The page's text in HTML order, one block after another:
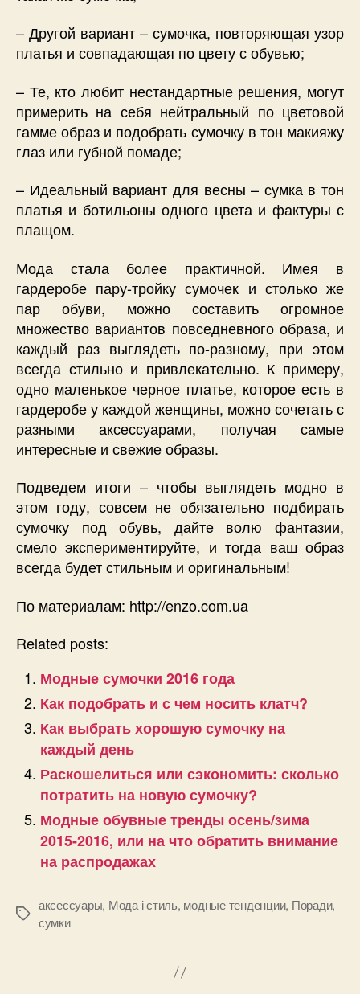
– Другой вариант – сумочка, повторяющая узор
платья и совпадающая по цвету с обувью;
– Те, кто любит нестандартные решения, могут
примерить на себя нейтральный по цветовой
гамме образ и подобрать сумочку в тон макияжу
глаз или губной помаде;
– Идеальный вариант для весны – сумка в тон
платья и ботильоны одного цвета и фактуры с
плащом.
Мода стала более практичной. Имея в
гардеробе пару-тройку сумочек и столько же
пар обуви, можно составить огромное
множество вариантов повседневного образа, и
каждый раз выглядеть по-разному, при этом
всегда стильно и привлекательно. К примеру,
одно маленькое черное платье, которое есть в
гардеробе у каждой женщины, можно сочетать с
разными аксессуарами, получая самые
интересные и свежие образы.
Подведем итоги – чтобы выглядеть модно в
этом году, совсем не обязательно подбирать
сумочку под обувь, дайте волю фантазии,
смело экспериментируйте, и тогда ваш образ
всегда будет стильным и оригинальным!
По материалам: http://enzo.com.ua
Related posts:
Модные сумочки 2016 года
Как подобрать и с чем носить клатч?
Как выбрать хорошую сумочку на
каждый день
Раскошелиться или сэкономить: сколько
потратить на новую сумочку?
Модные обувные тренды осень/зима
2015-2016, или на что обратить внимание
на распродажах
Позначки
аксессуары, Мода і стиль, модные тенденции, Поради,
сумки